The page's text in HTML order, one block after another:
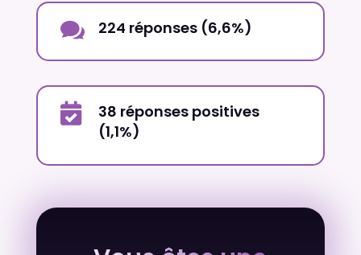
 224 réponses (6,6%)

38 réponses positives
(1,1%)